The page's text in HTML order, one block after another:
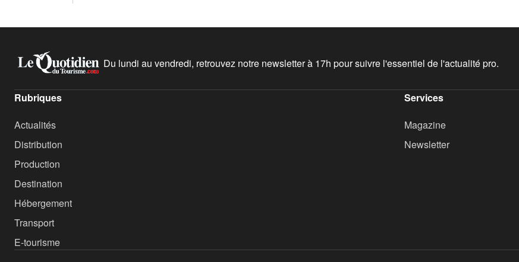
Du lundi au vendredi, retrouvez notre newsletter à 17h pour suivre l'essentiel de l'actualité pro.
Rubriques
Actualités
Distribution
Production
Destination
Hébergement
Transport
E-tourisme
Services
Magazine
Newsletter